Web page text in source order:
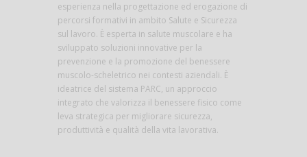
esperienza nella progettazione ed erogazione di
percorsi formativi in ambito Salute e Sicurezza
sul lavoro. È esperta in salute muscolare e ha
sviluppato soluzioni innovative per la
prevenzione e la promozione del benessere
muscolo-scheletrico nei contesti aziendali. È
ideatrice del sistema PARC, un approccio
integrato che valorizza il benessere fisico come
leva strategica per migliorare sicurezza,
produttività e qualità della vita lavorativa.